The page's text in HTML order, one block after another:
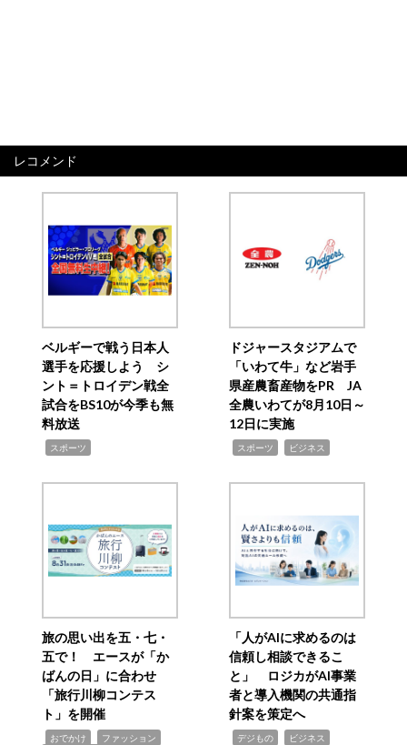
レコメンド
ベルギーで戦う日本人
選手を応援しよう シ
ント＝トロイデン戦全
試合をBS10が今季も無
料放送
スポーツ
ドジャースタジアムで
「いわて牛」など岩手
県産農畜産物をPR JA
全農いわてが8月10日～
12日に実施
スポーツ ビジネス
旅の思い出を五・七・
五で！ エースが「か
ばんの日」に合わせ
「旅行川柳コンテス
ト」を開催
おでかけ ファッション
「人がAIに求めるのは
信頼し相談できるこ
と」 ロジカがAI事業
者と導入機関の共通指
針案を策定へ
デジもの ビジネス